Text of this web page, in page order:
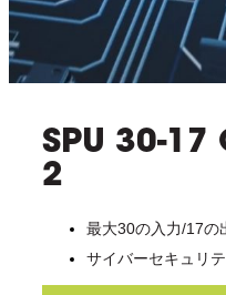
SPU 30-17
2
最大30の入力/17の
サイバーセキュリ